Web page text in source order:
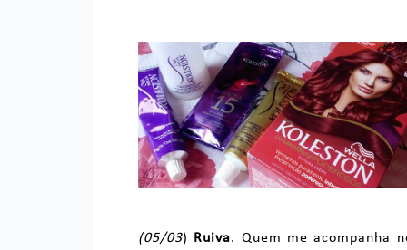
(05/03) Ruiva. Quem me acompanha